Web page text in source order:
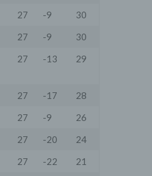
27 -9
30
27 -9
30
27 -13 29
27 -17
28
27 -9
26
27 -20
24
27 -22
21